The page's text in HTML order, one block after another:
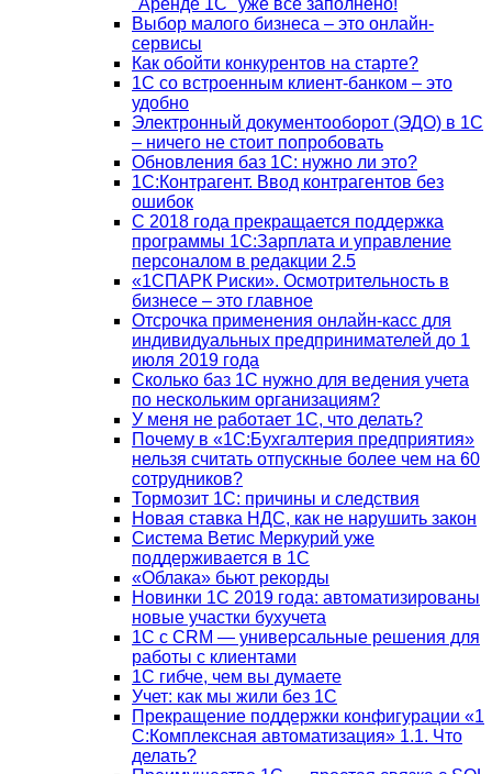
"Аренде 1С" уже все заполнено!
Выбор малого бизнеса – это онлайн-
сервисы
Как обойти конкурентов на старте?
1C со встроенным клиент-банком – это
удобно
Электронный документооборот (ЭДО) в 1С
– ничего не стоит попробовать
Обновления баз 1С: нужно ли это?
1С:Контрагент. Ввод контрагентов без
ошибок
С 2018 года прекращается поддержка
программы 1С:Зарплата и управление
персоналом в редакции 2.5
«1СПАРК Риски». Осмотрительность в
бизнесе – это главное
Отсрочка применения онлайн-касс для
индивидуальных предпринимателей до 1
июля 2019 года
Сколько баз 1C нужно для ведения учета
по нескольким организациям?
У меня не работает 1С, что делать?
Почему в «1С:Бухгалтерия предприятия»
нельзя считать отпускные более чем на 60
сотрудников?
Тормозит 1C: причины и следствия
Новая ставка НДС, как не нарушить закон
Система Ветис Меркурий уже
поддерживается в 1С
«Облака» бьют рекорды
Новинки 1С 2019 года: автоматизированы
новые участки бухучета
1С с CRM — универсальные решения для
работы с клиентами
1С гибче, чем вы думаете
Учет: как мы жили без 1С
Прекращение поддержки конфигурации «1
С:Комплексная автоматизация» 1.1. Что
делать?